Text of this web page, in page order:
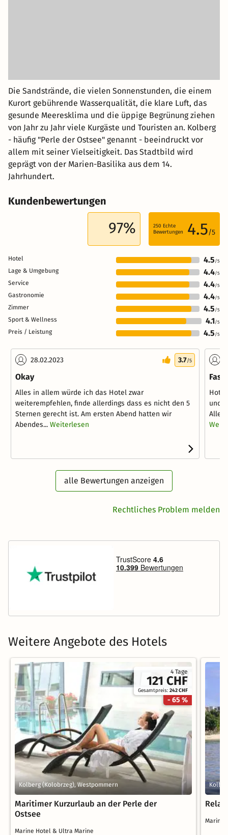
Die Sandstrände, die vielen Sonnenstunden, die einem
Kurort gebührende Wasserqualität, die klare Luft, das
gesunde Meeresklima und die üppige Begrünung ziehen
von Jahr zu Jahr viele Kurgäste und Touristen an. Kolberg
- häufig "Perle der Ostsee" genannt - beeindruckt vor
allem mit seiner Vielseitigkeit. Das Stadtbild wird
geprägt von der Marien-Basilika aus dem 14.
Jahrhundert.
Kundenbewertungen
97% 250 Echte
Bewertungen
4.5/5
Hotel 4.5 /5
Lage & Umgebung 4.4/5
Service 4.4/5
Gastronomie 4.4/5
Zimmer 4.5 /5
Sport & Wellness 4.1/5
Preis / Leistung 4.5 /5
28.02.2023 3.7/5
Okay
Alles in allem würde ich das Hotel zwar
weiterempfehlen, finde allerdings dass es nicht den 5
Sternen gerecht ist. Am ersten Abend hatten wir
Abendes... Weiterlesen
und
alle Bewertungen anzeigen
Rechtliches Problem melden
Weitere Angebote des Hotels
4 Tage
121 CHF
Gesamtpreis:242 CHF
- 65 %
Kolberg (Kolobrzeg), Westpommern
Maritimer Kurzurlaub an der Perle der
Ostsee
Marine Hotel & Ultra Marine
Marine